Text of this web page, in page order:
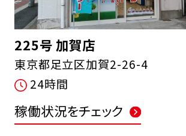
225号 加賀店
東京都足立区加賀2-26-4
24時間
稼働状況をチェック